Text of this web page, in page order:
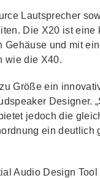
Lautsprecher
Die X20 ist eine
und mit
wie die X40.
Größe ein
Designer.
jedoch die
ein deutlich
Audio Design Tool